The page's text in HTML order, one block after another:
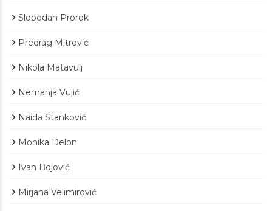
Slobodan Prorok
Predrag Mitrović
Nikola Matavulj
Nemanja Vujić
Naida Stanković
Monika Delon
Ivan Bojović
Mirjana Velimirović